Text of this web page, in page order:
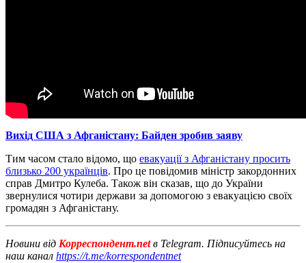
Вихід США з Афганістану: Байден зробив заяву
Тим часом стало відомо, що евакуації з Афганістану просить
близько 200 українців. Про це повідомив міністр закордонних
справ Дмитро Кулеба. Також він сказав, що до України
звернулися чотири держави за допомогою з евакуацією своїх
громадян з Афганістану.
Новини від Корреспондент.netв Telegram. Підписуйтесь на
наш канал https://t.me/korrespondentnet